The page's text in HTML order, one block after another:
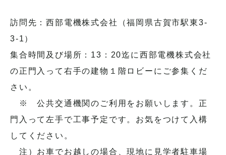
訪問先：西部電機株式会社（福岡県古賀市駅東3-
3-1）
集合時間及び場所：13：20迄に西部電機株式会社
の正門入って右手の建物１階ロビーにご参集くだ
さい。
※ 公共交通機関のご利用をお願いします。正
門入って左手で工事予定です。お気をつけて入構
してください。
注）お車でお越しの場合、現地に見学者駐車場